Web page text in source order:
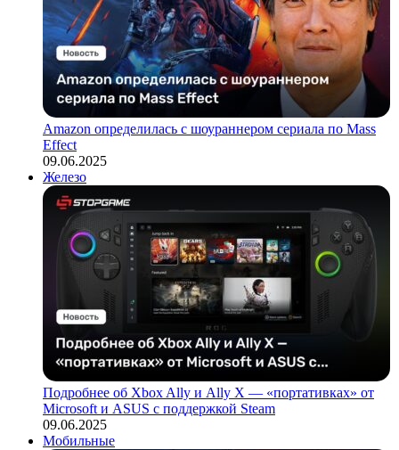
Amazon определилась с шоураннером сериала по Mass
Effect
09.06.2025
Железо
Подробнее об Xbox Ally и Ally X — «портативках» от
Microsoft и ASUS с поддержкой Steam
09.06.2025
Мобильные